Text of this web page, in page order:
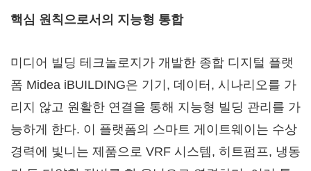
핵심 원칙으로서의 지능형 통합
미디어 빌딩 테크놀로지가 개발한 종합 디지털 플랫
폼 Midea iBUILDING은 기기, 데이터, 시나리오를 가
리지 않고 원활한 연결을 통해 지능형 빌딩 관리를 가
능하게 한다. 이 플랫폼의 스마트 게이트웨이는 수상
경력에 빛니는 제품으로 VRF 시스템, 히트펌프, 냉동